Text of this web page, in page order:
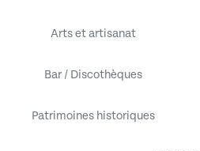
Arts et artisanat
Bar / Discothèques
Patrimoines historiques